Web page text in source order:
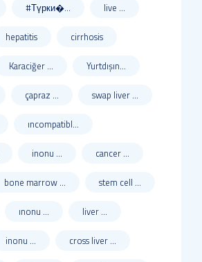
#Түрки�... live ...
hepatitis cirrhosis
Karaciğer ... Yurtdışın...
çapraz ... swap liver ...
ıncompatibl...
inonu ... cancer ...
bone marrow ... stem cell ...
ınonu ... liver ...
inonu ... cross liver ...